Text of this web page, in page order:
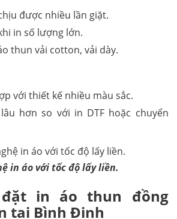
được nhiều lần giặt.
in số lượng lớn.
thun vải cotton, vải dày.
với thiết kế nhiều màu sắc.
hơn so với in DTF hoặc chuyển
in áo với tốc độ lấy liền.
in áo thun đồng
tại Bình Định